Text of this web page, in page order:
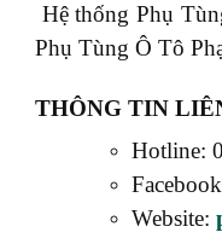
Hệ thống Phụ
Phụ Tùng Ô Tô
THÔNG TIN
Hotline:
Website: